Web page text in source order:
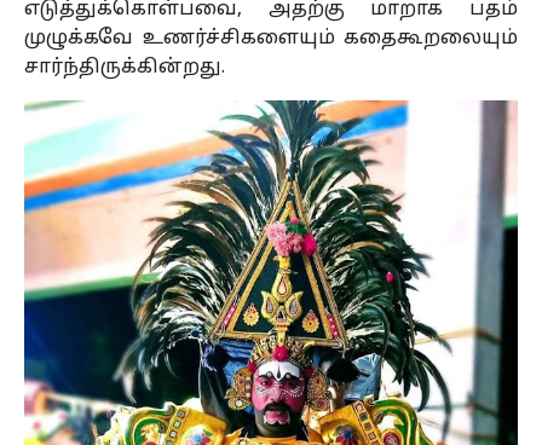
எடுத்துக்கொள்பவை, அதற்கு மாறாக பதம்
முழுக்கவே உணர்ச்சிகளையும் கதைகூறலையும்
சார்ந்திருக்கின்றது.